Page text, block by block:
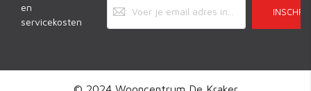
en
servicekosten